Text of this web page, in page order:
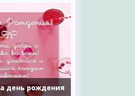
день рождения